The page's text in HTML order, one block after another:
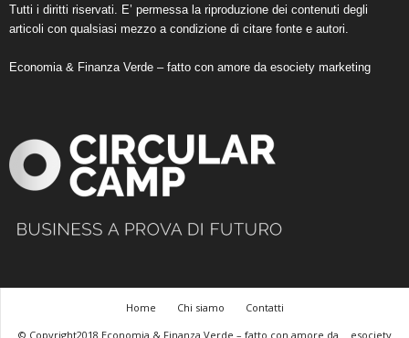
Tutti i diritti riservati. E’ permessa la riproduzione dei contenuti degli
articoli con qualsiasi mezzo a condizione di citare fonte e autori.
Economia & Finanza Verde – fatto con amore da esociety marketing
Home Chi siamo
Contatti
© Copyright2018 Economia & Finanza Verde – fatto con amore da
esociety